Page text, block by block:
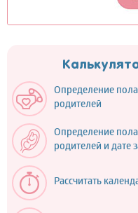
Определение
родителей
Определение
родителей и дате
Рассчитать